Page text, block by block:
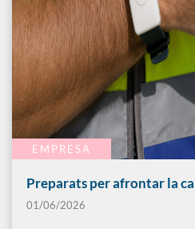
EMPRESA
Preparats per afrontar la
01/06/2026